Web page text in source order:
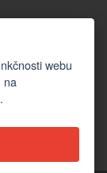
webu
na